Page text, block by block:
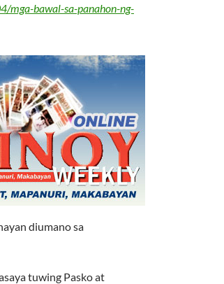
mga-bawal-sa-panahon-ng-
diumano sa
tuwing Pasko at